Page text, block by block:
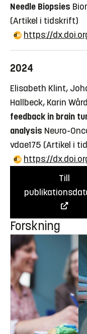
Needle Biopsies
(Artikel i tidskrift)
https://
2024
Elisabeth Klint,
Hallbeck, Karin
feedback in brain
analysis Neuro-
vdae175 (Artikel i
https://
Till
Forskning